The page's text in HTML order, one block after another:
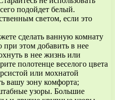
подойдет белый.
светом, если это
сделать ванную комнату
при этом добавить в нее
в нее жизнь или
полотенце веселого цвета
или мохнатой
вашу зону комфорта;
узоры. Большие